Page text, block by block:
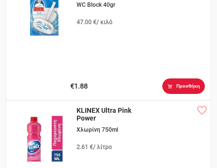
WC Block 40gr
47.00 €/ κιλό
€1.88 Προσθήκη
KLINEX Ultra Pink
Power
Χλωρίνη 750ml
2.61 €/ λίτρο